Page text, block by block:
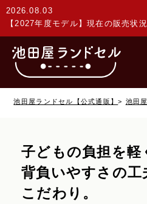
2026.08.03
【2027年度モデル】現在の販売状
池田屋ランドセル【公式通販】 池田
子どもの負担を軽
背負いやすさの工
こだわり。